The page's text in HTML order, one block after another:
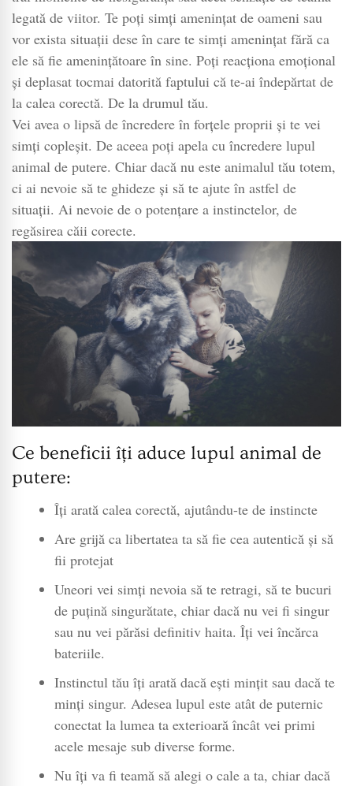
legată de viitor. Te poți simți amenințat de oameni sau
vor exista situații dese în care te simți amenințat fără ca
ele să fie amenințătoare în sine. Poți reacționa emoțional
și deplasat tocmai datorită faptului că te-ai îndepărtat de
la calea corectă. De la drumul tău.
Vei avea o lipsă de încredere în forțele proprii și te vei
simți copleșit. De aceea poți apela cu încredere lupul
animal de putere. Chiar dacă nu este animalul tău totem,
ci ai nevoie să te ghideze și să te ajute în astfel de
situații. Ai nevoie de o potențare a instinctelor, de
regăsirea căii corecte.
Ce beneficii îți aduce lupul animal de
putere:
Îți arată calea corectă, ajutându-te de instincte
Are grijă ca libertatea ta să fie cea autentică și să
fii protejat
Uneori vei simți nevoia să te retragi, să te bucuri
de puțină singurătate, chiar dacă nu vei fi singur
sau nu vei părăsi definitiv haita. Îți vei încărca
bateriile.
Instinctul tău îți arată dacă ești mințit sau dacă te
minți singur. Adesea lupul este atât de puternic
conectat la lumea ta exterioară încât vei primi
acele mesaje sub diverse forme.
Nu îți va fi teamă să alegi o cale a ta, chiar dacă